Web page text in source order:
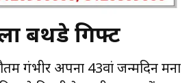
बर्थडे गिफ्ट
गंभीर अपना 43वां जन्मदिन मना